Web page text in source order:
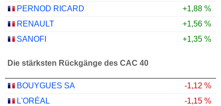
PERNOD RICARD
+1,88 %
RENAULT
+1,56 %
SANOFI
+1,35 %
Die stärksten Rückgänge des CAC 40
BOUYGUES SA
-1,12 %
L'ORÉAL
-1,15 %